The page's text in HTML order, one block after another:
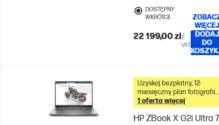
DOSTĘPNY
WKRÓTCE
22 199,00 złZ
VAT
WIĘCEJ
DODAJ
DO
Uzyskaj bezpłatny, 12-
miesięczny plan fotografii
Adobe Creative Cloud z
tym komputerem &
1 oferta więcej
HP ZBook X G2i Ultra 7